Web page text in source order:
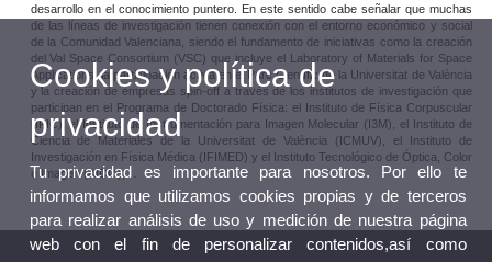
desarrollo en el conocimiento puntero. En este sentido cabe señalar que muchas
de las líneas de investigación tienen conexión con el entorno económico y social
de la Comunidad Valenciana, siendo el fundamento de iniciativas como la creación
del Val Space Consortium (VSC) que incluye el Laboratory of Materials for Space
Applications, la participación activa en el Parc Científic de la Universitat de València
y la creación de empresas spin-off a través de los institutos de investigación que
participan en el Programa de Doctorado Física: el Instituto de Física Corpuscular
(IFIC), el Instituto de Instrumentación para Imagen Molecular (I3M), el Instituto de
Ciencia de Materiales de la Universitat de València (ICMUV), el Instituto de
Investigación en Física Médica (IFIMED) y el Instituto Tecnológico de Óptica, Color
e Imagen (AIDO),…
Cookies y política de
privacidad
Tu privacidad es importante para nosotros. Por ello te
informamos que utilizamos cookies propias y de terceros
para realizar análisis de uso y medición de nuestra página
web con el fin de personalizar contenidos,así como